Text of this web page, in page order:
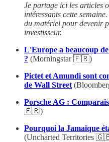
Je partage ici les articles
intéressants cette
du matériel pour devenir
investisseur.
L'Europe a beaucoup
? (Morningstar 🇫🇷)
Pictet et Amundi sont
de Wall Street
Porsche AG :
🇫🇷)
Pourquoi la Jamaïque
(Uncharted Territories